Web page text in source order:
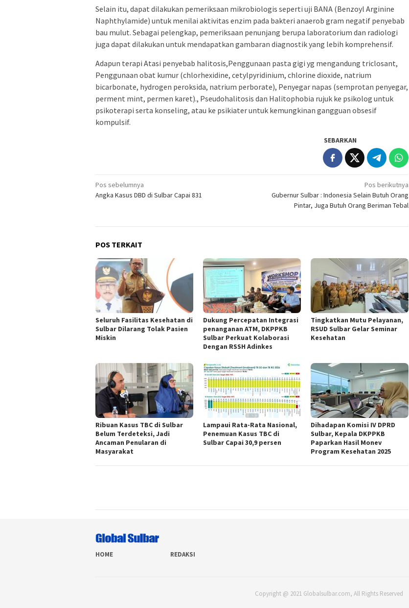
Selain itu, dapat dilakukan pemeriksaan mikrobiologis seperti uji BANA (Benzoyl Arginine
Naphthylamide) untuk menilai aktivitas enzim pada bakteri anaerob gram negatif penyebab
bau mulut. Sebagai pelengkap, pemeriksaan penunjang berupa laboratorium dan radiologi
juga dapat dilakukan untuk mendapatkan gambaran diagnostik yang lebih komprehensif.
Adapun terapi Atasi penyebab halitosis,Penggunaan pasta gigi yg mengandung triclosant,
Penggunaan obat kumur (chlorhexidine, cetylpyridinium, chlorine dioxide, natrium
bicarbonate, hydrogen peroksida, natrium perborate), Penyegar napas (semprotan penyegar,
perment mint, permen karet)., Pseudohalitosis dan Halitophobia rujuk ke psikolog untuk
psikoterapi serta konseling, atau ke psikiater untuk kemungkinan gangguan obsesif
kompulsif.
SEBARKAN
Navigasi
pos
Pos sebelumnya
Angka Kasus DBD di Sulbar Capai 831
Pos berikutnya
Gubernur Sulbar : Indonesia Selain Butuh Orang
Pintar, Juga Butuh Orang Beriman Tebal
POS TERKAIT
Seluruh Fasilitas Kesehatan di
Sulbar Dilarang Tolak Pasien
Miskin
Dukung Percepatan Integrasi
penanganan ATM, DKPPKB
Sulbar Perkuat Kolaborasi
Dengan RSSH Adinkes
Tingkatkan Mutu Pelayanan,
RSUD Sulbar Gelar Seminar
Kesehatan
Ribuan Kasus TBC di Sulbar
Belum Terdeteksi, Jadi
Ancaman Penularan di
Masyarakat
Lampaui Rata-Rata Nasional,
Penemuan Kasus TBC di
Sulbar Capai 30,9 persen
Dihadapan Komisi IV DPRD
Sulbar, Kepala DKPPKB
Paparkan Hasil Monev
Program Kesehatan 2025
HOME REDAKSI
Copyright @ 2021 Globalsulbar.com, All Rights Reserved